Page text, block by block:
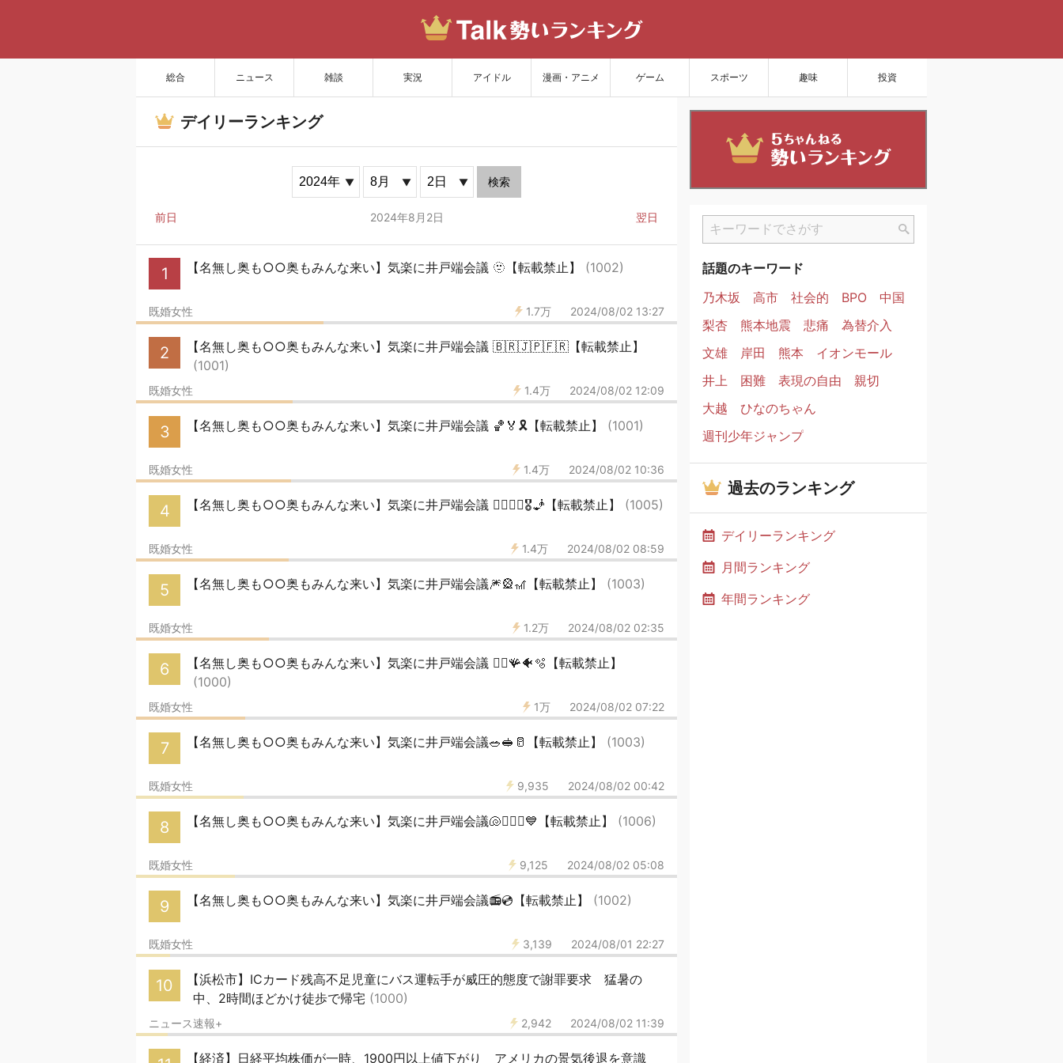
総合 ニュース 雑談 実況 アイドル 漫画・アニメ ゲーム スポーツ 趣味 投資
サイトを更新
デイリーランキング
検索
前日 2024年8月2日 翌日
1 【名無し奥も○○奥もみんな来い】気楽に井戸端会議 🫥【転載禁止】 (1002)
1.7万 2024/08/02 13:27
既婚女性
2
【名無し奥も○○奥もみんな来い】気楽に井戸端会議 🇧🇷🇯🇵🇫🇷【転載禁止】
(1001)
1.4万 2024/08/02 12:09
既婚女性
3 【名無し奥も○○奥もみんな来い】気楽に井戸端会議 🏀🏅🎗【転載禁止】 (1001)
1.4万 2024/08/02 10:36
既婚女性
4 【名無し奥も○○奥もみんな来い】気楽に井戸端会議 🏊‍♂🏊‍♀🎖🧞【転載禁止】 (1005)
1.4万 2024/08/02 08:59
既婚女性
5 【名無し奥も○○奥もみんな来い】気楽に井戸端会議🎆🎡🎢【転載禁止】 (1003)
1.2万 2024/08/02 02:35
既婚女性
6
【名無し奥も○○奥もみんな来い】気楽に井戸端会議 🧜‍♀️🪸🐠🫧【転載禁止】
(1000)
1万 2024/08/02 07:22
既婚女性
7 【名無し奥も○○奥もみんな来い】気楽に井戸端会議🥗🥪🥛【転載禁止】 (1003)
9,935 2024/08/02 00:42
既婚女性
8 【名無し奥も○○奥もみんな来い】気楽に井戸端会議🐚🧜🏽‍♀️💙【転載禁止】 (1006)
9,125 2024/08/02 05:08
既婚女性
9 【名無し奥も○○奥もみんな来い】気楽に井戸端会議📻💿【転載禁止】 (1002)
3,139 2024/08/01 22:27
既婚女性
10
【浜松市】ICカード残高不足児童にバス運転手が威圧的態度で謝罪要求 猛暑の
中、2時間ほどかけ徒歩で帰宅 (1000)
2,942 2024/08/02 11:39
ニュース速報+
【経済】日経平均株価が一時、1900円以上値下がり アメリカの景気後退を意識
話題のキーワード
乃木坂
高市 社会的 BPO
中国
梨杏
熊本地震 悲痛
為替介入
文雄
岸田 熊本
イオンモール
井上
困難 表現の自由
親切
大越
ひなのちゃん
週刊少年ジャンプ
過去のランキング
デイリーランキング
月間ランキング
年間ランキング